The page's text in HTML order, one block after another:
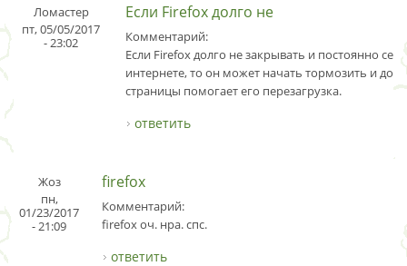
Ломастер
пт, 05/05/2017
- 23:02
Если Firefox долго не
Комментарий:
Если Firefox долго не закрывать и постоянно
интернете, то он может начать тормозить и
страницы помогает его перезагрузка.
ответить
Жоз
пн,
01/23/2017
- 21:09
firefox
Комментарий:
firefox оч. нра. спс.
ответить